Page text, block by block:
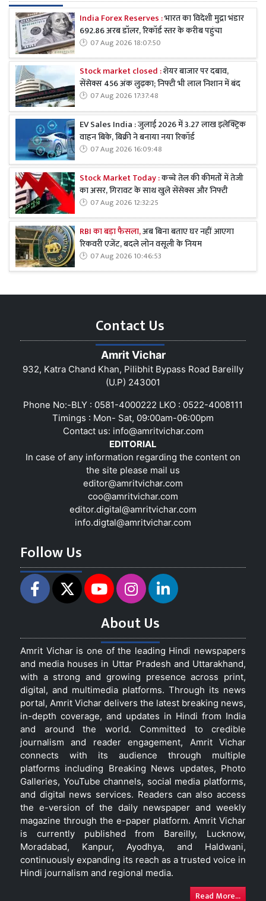
India Forex Reserves :भारत का विदेशी मुद्रा भंडार
692.86 अरब डॉलर, रिकॉर्ड स्तर के करीब पहुंचा
07 Aug 2026 18:07:50
Stock market closed :शेयर बाजार पर दबाव,
सेंसेक्स 456 अंक लुढ़का; निफ्टी भी लाल निशान में बंद
07 Aug 2026 17:37:48
EV Sales India : जुलाई 2026 में 3.27 लाख इलेक्ट्रिक
वाहन बिके, बिक्री ने बनाया नया रिकॉर्ड
07 Aug 2026 16:09:48
Stock Market Today :कच्चे तेल की कीमतों में तेजी
का असर, गिरावट के साथ खुले सेंसेक्स और निफ्टी
07 Aug 2026 12:32:25
RBI का बड़ा फैसला,अब बिना बताए घर नहीं आएगा
रिकवरी एजेंट, बदले लोन वसूली के नियम
07 Aug 2026 10:46:53
Contact Us
Amrit Vichar
932, Katra Chand Khan, Pilibhit Bypass Road Bareilly
(U.P) 243001
Phone No:-BLY : 0581-4000222 LKO : 0522-4008111
Timings : Mon- Sat, 09:00am-06:00pm
Contact us: info@amritvichar.com
EDITORIAL
In case of any information regarding the content on
the site please mail us
editor@amritvichar.com
coo@amritvichar.com
editor.digital@amritvichar.com
info.digtal@amritvichar.com
Follow Us
About Us
Amrit Vichar is one of the leading Hindi newspapers
and media houses in Uttar Pradesh and Uttarakhand,
with a strong and growing presence across print,
digital, and multimedia platforms. Through its news
portal, Amrit Vichar delivers the latest breaking news,
in-depth coverage, and updates in Hindi from India
and around the world. Committed to credible
journalism and reader engagement, Amrit Vichar
connects with its audience through multiple
platforms including Breaking News updates, Photo
Galleries, YouTube channels, social media platforms,
and digital news services. Readers can also access
the e-version of the daily newspaper and weekly
magazine through the e-paper platform. Amrit Vichar
is currently published from Bareilly, Lucknow,
Moradabad, Kanpur, Ayodhya, and Haldwani,
continuously expanding its reach as a trusted voice in
Hindi journalism and regional media.
Read More...